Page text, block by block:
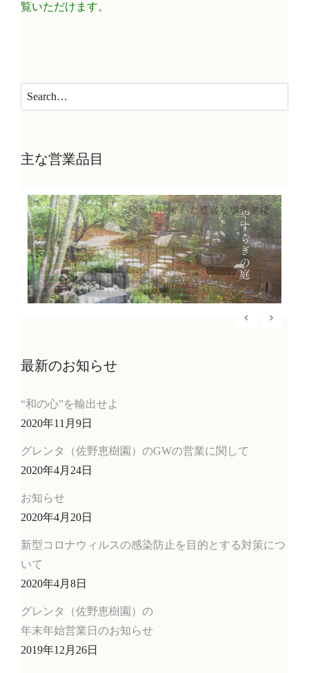
覧いただけます。
主な営業品目
最新のお知らせ
“和の心”を輸出せよ
2020年11月9日
グレンタ（佐野恵樹園）のGWの営業に関して
2020年4月24日
お知らせ
2020年4月20日
新型コロナウィルスの感染防止を目的とする対策につ
いて
2020年4月8日
グレンタ（佐野恵樹園）の
年末年始営業日のお知らせ
2019年12月26日